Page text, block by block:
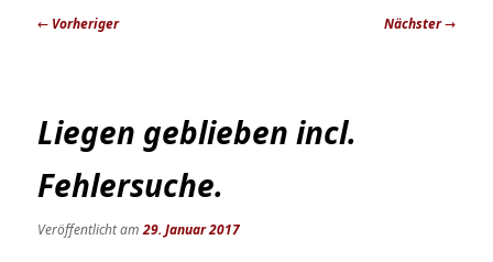
Beitragsnavigation
← Vorheriger Nächster→
Liegen geblieben incl.
Fehlersuche.
Veröffentlicht am29. Januar 2017